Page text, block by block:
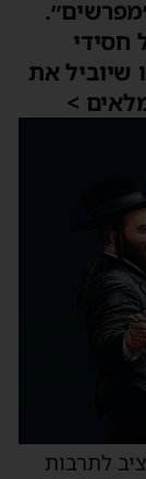
את
>
לתרבות